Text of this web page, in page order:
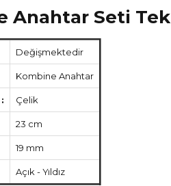
Anahtar Seti
Değişmektedir
Kombine Anahtar
Çelik
23 cm
19 mm
Açık - Yıldız